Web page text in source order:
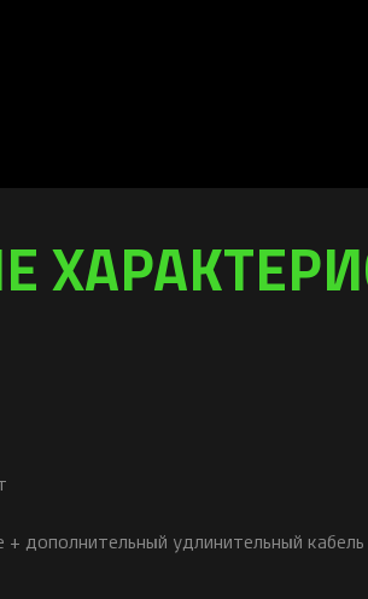
дополнительный удлинительный